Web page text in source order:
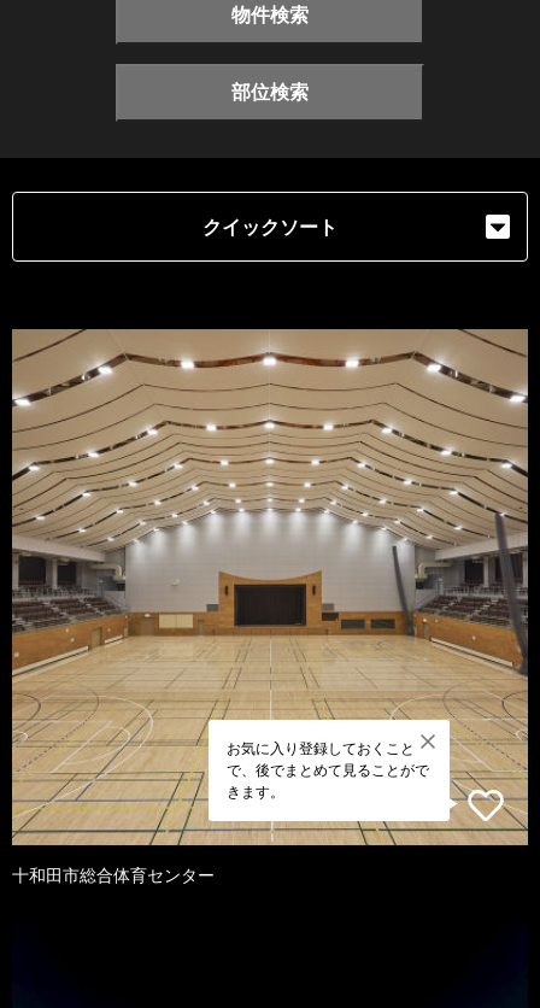
物件検索
部位検索
クイックソート
お気に入り登録しておくこと
で、後でまとめて見ることがで
きます。
十和田市総合体育センター